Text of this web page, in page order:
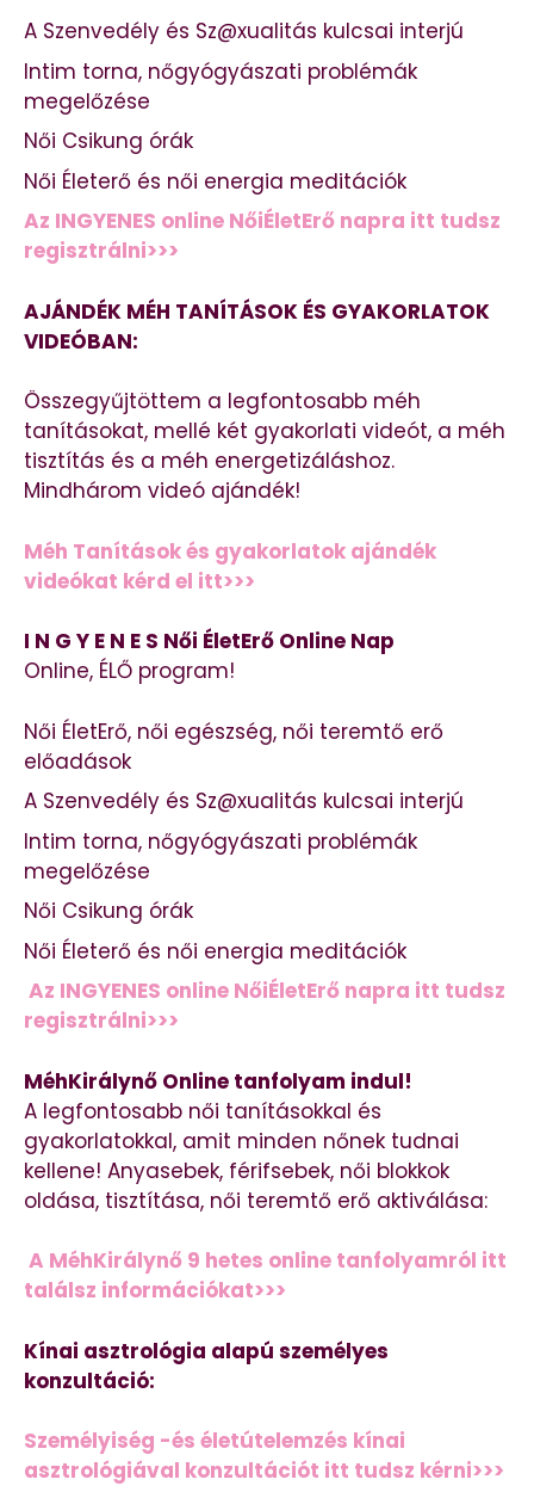
A Szenvedély és Sz@xualitás kulcsai interjú
Intim torna, nőgyógyászati problémák
megelőzése
Női Csikung órák
Női Életerő és női energia meditációk
Az INGYENES online NőiÉletErő napra itt tudsz
regisztrálni>>>
AJÁNDÉK MÉH TANÍTÁSOK ÉS GYAKORLATOK
VIDEÓBAN:
Összegyűjtöttem a legfontosabb méh
tanításokat, mellé két gyakorlati videót, a méh
tisztítás és a méh energetizáláshoz.
Mindhárom videó ajándék!
Méh Tanítások és gyakorlatok ajándék
videókat kérd el itt>>>
I N G Y E N E S Női ÉletErő Online Nap
Online, ÉLŐ program!
Női ÉletErő, női egészség, női teremtő erő
előadások
A Szenvedély és Sz@xualitás kulcsai interjú
Intim torna, nőgyógyászati problémák
megelőzése
Női Csikung órák
Női Életerő és női energia meditációk
Az INGYENES online NőiÉletErő napra itt tudsz
regisztrálni>>>
MéhKirálynő Online tanfolyam indul!
A legfontosabb női tanításokkal és
gyakorlatokkal, amit minden nőnek tudnai
kellene! Anyasebek, férifsebek, női blokkok
oldása, tisztítása, női teremtő erő aktiválása:
A MéhKirálynő 9 hetes online tanfolyamról itt
találsz információkat>>>
Kínai asztrológia alapú személyes
konzultáció:
Személyiség -és életútelemzés kínai
asztrológiával konzultációt itt tudsz kérni>>>